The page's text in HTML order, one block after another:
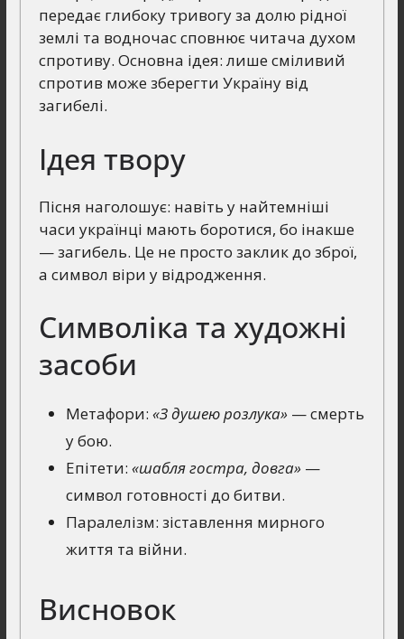
передає глибоку тривогу за долю рідної
землі та водночас сповнює читача духом
спротиву. Основна ідея: лише сміливий
спротив може зберегти Україну від
загибелі.
Ідея твору
Пісня наголошує: навіть у найтемніші
часи українці мають боротися, бо інакше
— загибель. Це не просто заклик до зброї,
а символ віри у відродження.
Символіка та художні
засоби
Метафори: «З душею розлука»— смерть
у бою.
Епітети: «шабля гостра, довга»—
символ готовності до битви.
Паралелізм: зіставлення мирного
життя та війни.
Висновок